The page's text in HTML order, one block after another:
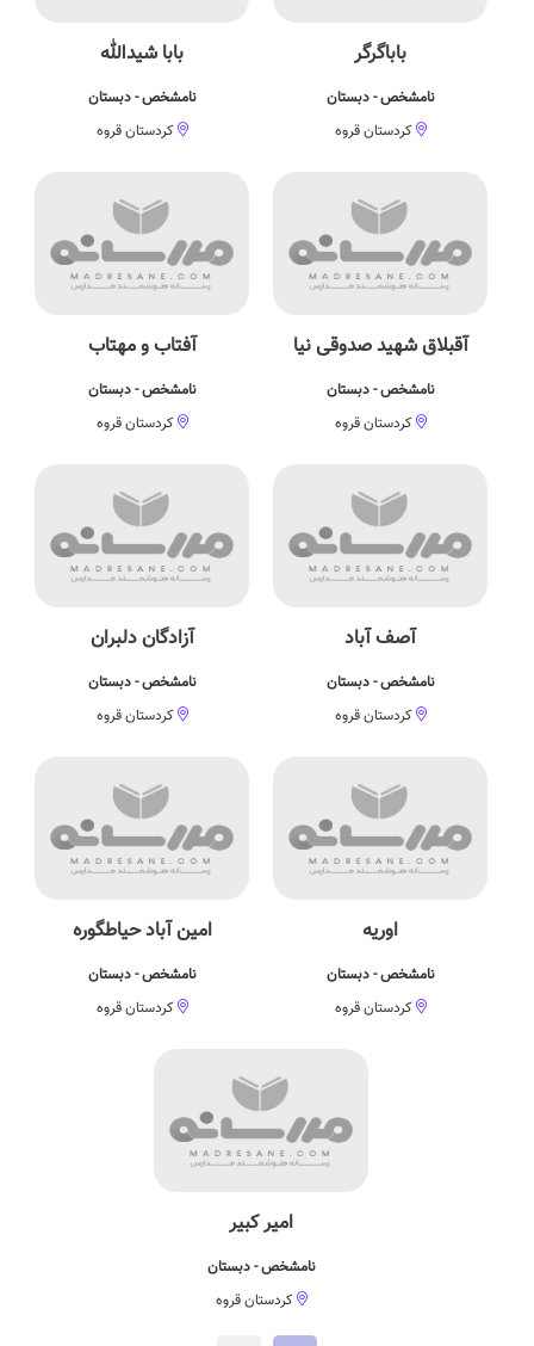
باباگرگر
نامشخص - دبستان
کردستان قروه
بابا شیدالله
نامشخص - دبستان
کردستان قروه
آقبلاق شهید صدوقی نیا
نامشخص - دبستان
کردستان قروه
آفتاب و مهتاب
نامشخص - دبستان
کردستان قروه
آصف آباد
نامشخص - دبستان
کردستان قروه
آزادگان دلبران
نامشخص - دبستان
کردستان قروه
اوریه
نامشخص - دبستان
کردستان قروه
امین آباد حیاطگوره
نامشخص - دبستان
کردستان قروه
امیر کبیر
نامشخص - دبستان
کردستان قروه